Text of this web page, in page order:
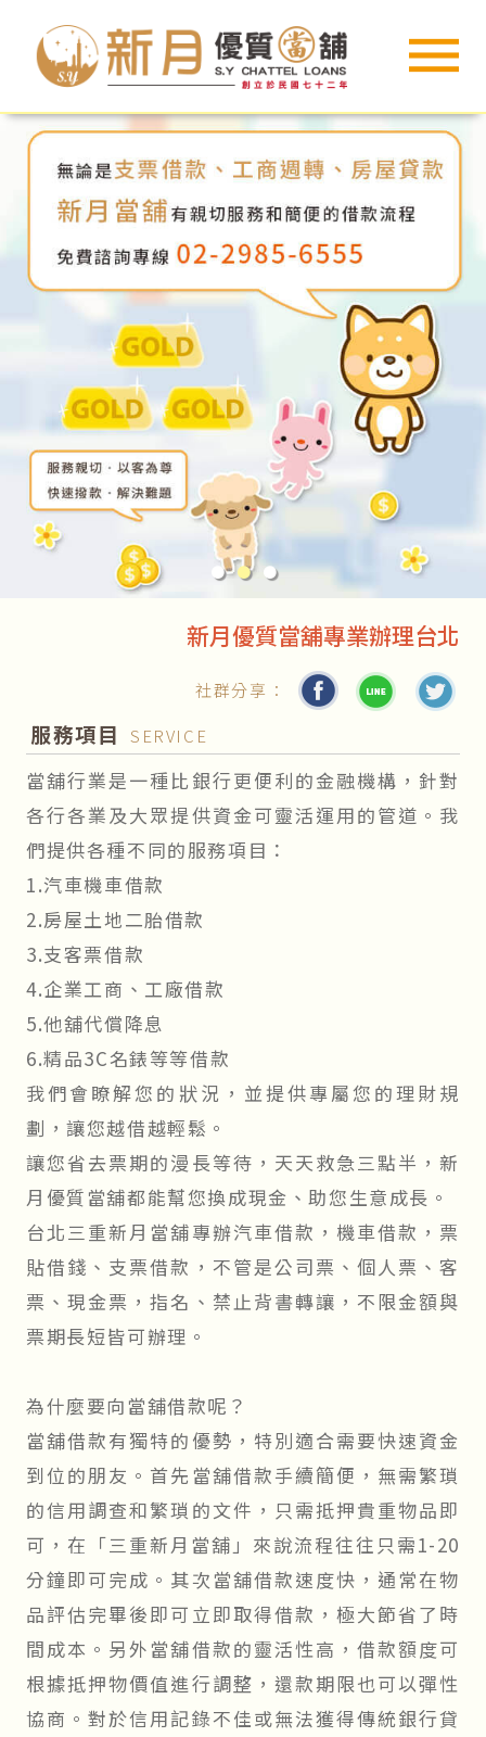
● ● ●
新月優質當舖專業辦理台北汽車
社群分享：
服務項目 SERVICE
當舖行業是一種比銀行更便利的金融機構，針對
各行各業及大眾提供資金可靈活運用的管道。我
們提供各種不同的服務項目：
1.汽車機車借款
2.房屋土地二胎借款
3.支客票借款
4.企業工商、工廠借款
5.他舖代償降息
6.精品3C名錶等等借款
我們會瞭解您的狀況，並提供專屬您的理財規
劃，讓您越借越輕鬆。
讓您省去票期的漫長等待，天天救急三點半，新
月優質當舖都能幫您換成現金、助您生意成長。
台北三重新月當舖專辦汽車借款，機車借款，票
貼借錢、支票借款，不管是公司票、個人票、客
票、現金票，指名、禁止背書轉讓，不限金額與
票期長短皆可辦理。
為什麼要向當舖借款呢？
當舖借款有獨特的優勢，特別適合需要快速資金
到位的朋友。首先當舖借款手續簡便，無需繁瑣
的信用調查和繁瑣的文件，只需抵押貴重物品即
可，在「三重新月當舖」來說流程往往只需1-20
分鐘即可完成。其次當舖借款速度快，通常在物
品評估完畢後即可立即取得借款，極大節省了時
間成本。另外當舖借款的靈活性高，借款額度可
根據抵押物價值進行調整，還款期限也可以彈性
協商。對於信用記錄不佳或無法獲得傳統銀行貸